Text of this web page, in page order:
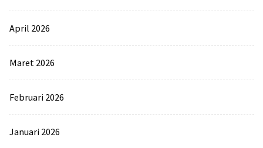
April 2026
Maret 2026
Februari 2026
Januari 2026